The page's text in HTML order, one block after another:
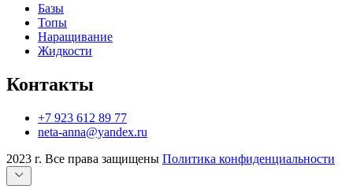
Базы
Топы
Наращивание
Жидкости
Контакты
+7 923 612 89 77
neta-anna@yandex.ru
2023 г. Все права защищены Политика конфиденциальности